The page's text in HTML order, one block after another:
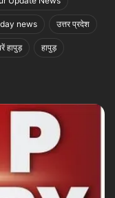
Update News
news उत्तर प्रदेश
हापुड़ हापुड़